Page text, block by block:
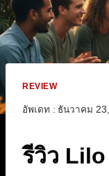
REVIEW
อัพเดท : ธันวาคม
รีวิว